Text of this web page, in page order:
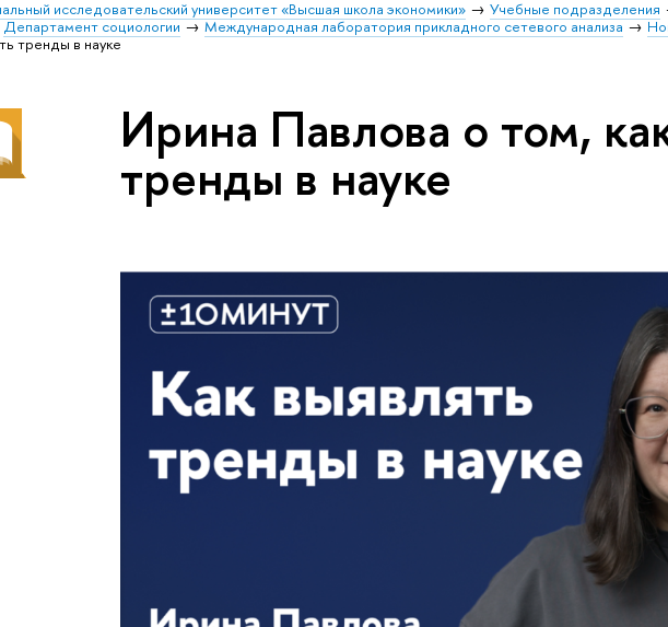
исследовательский университет «Высшая школа экономики» Учебные подразделения
Департамент социологии Международная лаборатория прикладного сетевого анализа
тренды в науке
Ирина Павлова о том,
тренды в науке